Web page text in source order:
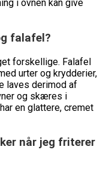
i ovnen kan give
falafel?
forskellige. Falafel
urter og krydderier,
laves derimod af
og skæres i
en glattere, cremet
når jeg friterer